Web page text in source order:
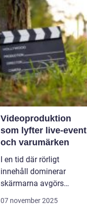
ansluta, medan
offentliga Wi-Fi-nät...
Videoproduktion
som lyfter live-event
och varumärken
I en tid där rörligt
innehåll dominerar
skärmarna avgörs
mycket av kvaliteten på
07 november 2025